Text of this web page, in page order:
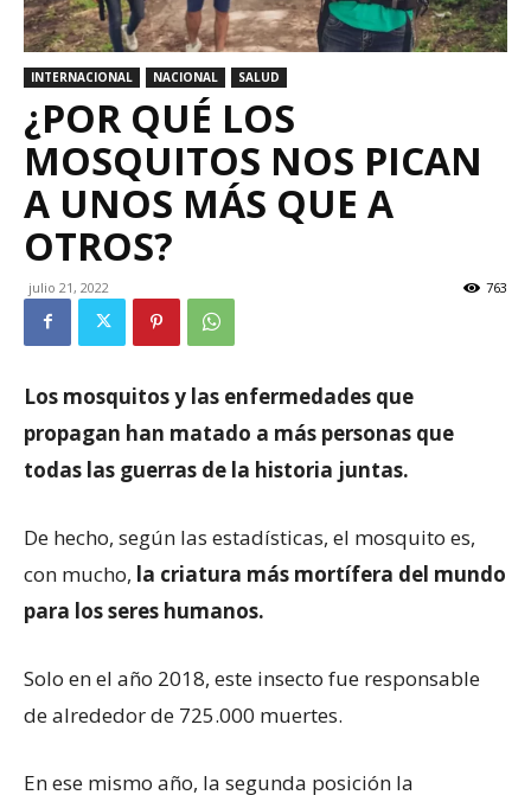
INTERNACIONAL NACIONAL SALUD
¿POR QUÉ LOS
MOSQUITOS NOS PICAN
A UNOS MÁS QUE A
OTROS?
julio 21, 2022 763
Los mosquitos y las enfermedades que
propagan han matado a más personas que
todas las guerras de la historia juntas.
De hecho, según las estadísticas, el mosquito es,
con mucho, la criatura más mortífera del mundo
para los seres humanos.
Solo en el año 2018, este insecto fue responsable
de alrededor de 725.000 muertes.
En ese mismo año, la segunda posición la